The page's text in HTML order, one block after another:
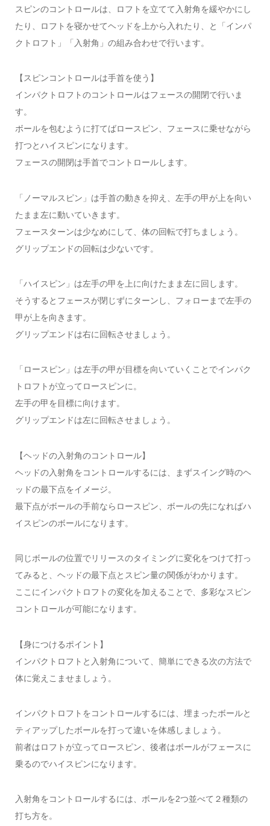
スピンのコントロールは、ロフトを立てて入射角を緩やかにし
たり、ロフトを寝かせてヘッドを上から入れたり、と「インパ
クトロフト」「入射角」の組み合わせで行います。
【スピンコントロールは手首を使う】
インパクトロフトのコントロールはフェースの開閉で行いま
す。
ボールを包むように打てばロースピン、フェースに乗せながら
打つとハイスピンになります。
フェースの開閉は手首でコントロールします。
「ノーマルスピン」は手首の動きを抑え、左手の甲が上を向い
たまま左に動いていきます。
フェースターンは少なめにして、体の回転で打ちましょう。
グリップエンドの回転は少ないです。
「ハイスピン」は左手の甲を上に向けたまま左に回します。
そうするとフェースが閉じずにターンし、フォローまで左手の
甲が上を向きます。
グリップエンドは右に回転させましょう。
「ロースピン」は左手の甲が目標を向いていくことでインパク
トロフトが立ってロースピンに。
左手の甲を目標に向けます。
グリップエンドは左に回転させましょう。
【ヘッドの入射角のコントロール】
ヘッドの入射角をコントロールするには、まずスイング時のヘ
ッドの最下点をイメージ。
最下点がボールの手前ならロースピン、ボールの先になればハ
イスピンのボールになります。
同じボールの位置でリリースのタイミングに変化をつけて打っ
てみると、ヘッドの最下点とスピン量の関係がわかります。
ここにインパクトロフトの変化を加えることで、多彩なスピン
コントロールが可能になります。
【身につけるポイント】
インパクトロフトと入射角について、簡単にできる次の方法で
体に覚えこませましょう。
インパクトロフトをコントロールするには、埋まったボールと
ティアップしたボールを打って違いを体感しましょう。
前者はロフトが立ってロースピン、後者はボールがフェースに
乗るのでハイスピンになります。
入射角をコントロールするには、ボールを2つ並べて２種類の
打ち方を。